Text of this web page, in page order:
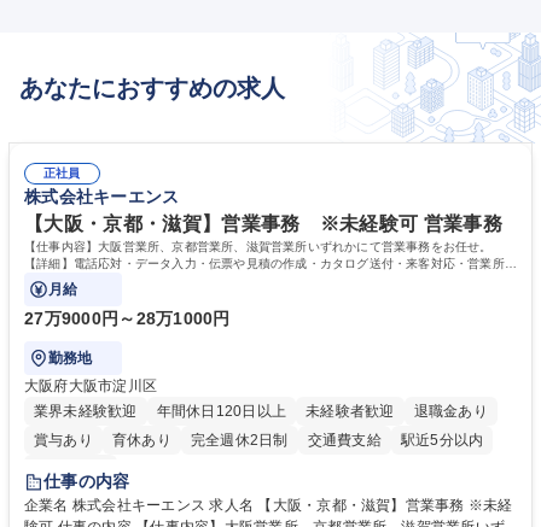
あなたにおすすめの求人
正社員
株式会社キーエンス
【大阪・京都・滋賀】営業事務 ※未経験可 営業事務
【仕事内容】大阪営業所、京都営業所、滋賀営業所いずれかにて営業事務をお任せ。
【詳細】電話応対・データ入力・伝票や見積の作成・カタログ送付・来客対応・営業所内
で発生する事務業務や業務改善をお任せ。
月給
27万9000円～28万1000円
勤務地
大阪府大阪市淀川区
業界未経験歓迎
年間休日120日以上 未経験者歓迎
退職金あり
賞与あり
育休あり 完全週休2日制 交通費支給
駅近5分以内
土日祝休み
仕事の内容
企業名 株式会社キーエンス 求人名 【大阪・京都・滋賀】営業事務 ※未経